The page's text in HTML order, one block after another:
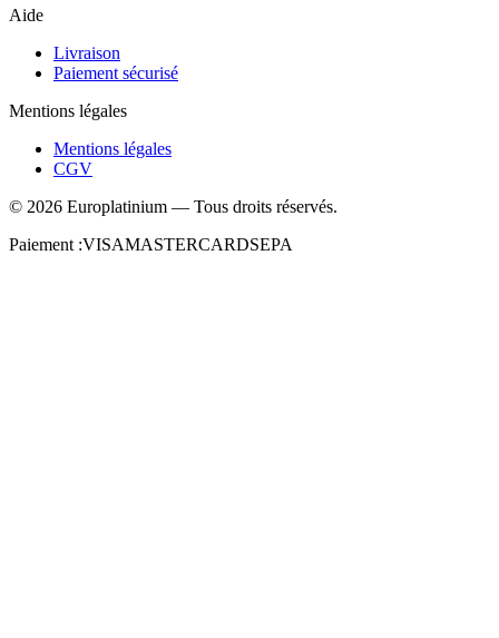
Aide
Livraison
Paiement sécurisé
Mentions légales
Mentions légales
CGV
© 2026 Europlatinium — Tous droits réservés.
Paiement :VISAMASTERCARDSEPA